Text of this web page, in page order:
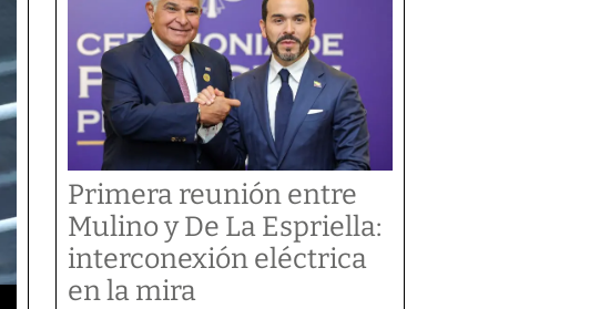
Primera reunión entre
Mulino y De La Espriella:
interconexión eléctrica
en la mira